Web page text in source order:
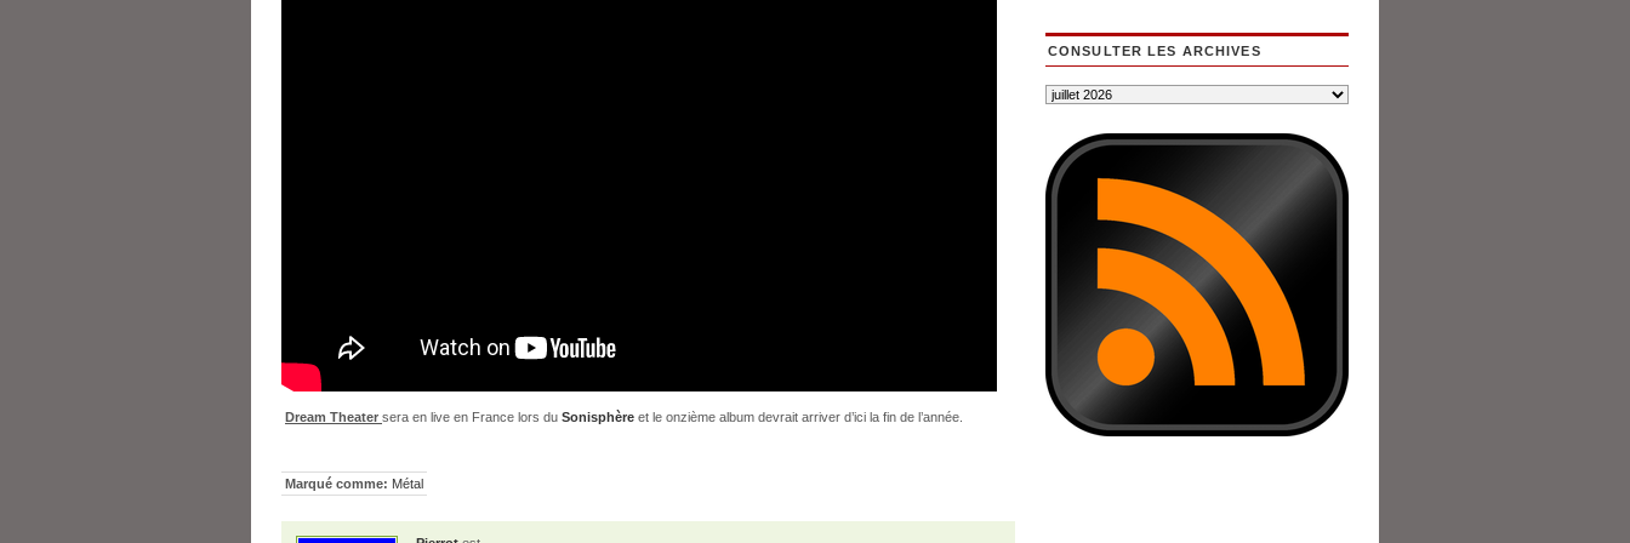
Dream Theater sera en live en France lors du Sonisphère et le onzième album devrait arriver d’ici la fin de l’année.
Marqué comme: Métal
CONSULTER LES ARCHIVES